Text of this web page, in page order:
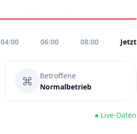
04:00 06:00 08:00 Jetzt
⌘
Betroffene
Normalbetrieb
● Live-Daten